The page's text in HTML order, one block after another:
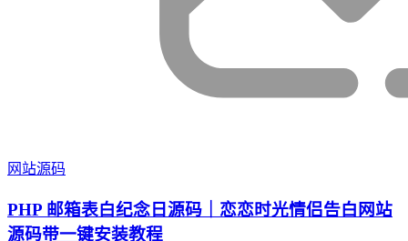
网站源码
PHP 邮箱表白纪念日源码｜恋恋时光情侣告白网站
源码带一键安装教程